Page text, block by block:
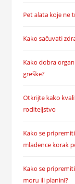
Pet alata koje ne
Kako sačuvati
Kako dobra
greške?
Otkrijte kako
roditeljstvo
Kako se
mladence korak
Kako se
moru ili planini?